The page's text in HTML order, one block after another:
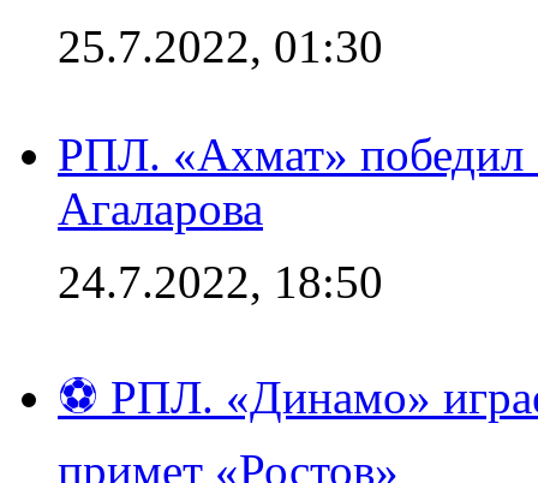
25.7.2022, 01:30
РПЛ. «Ахмат» победил
Агаларова
24.7.2022, 18:50
⚽ РПЛ. «Динамо»
примет «Ростов»